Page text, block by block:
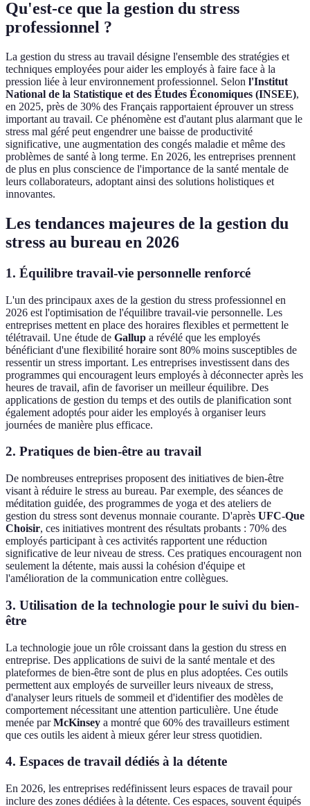
Qu'est-ce que la gestion du stress
professionnel ?
La gestion du stress au travail désigne l'ensemble des stratégies et
techniques employées pour aider les employés à faire face à la
pression liée à leur environnement professionnel. Selon l'Institut
National de la Statistique et des Études Économiques (INSEE),
en 2025, près de 30% des Français rapportaient éprouver un stress
important au travail. Ce phénomène est d'autant plus alarmant que le
stress mal géré peut engendrer une baisse de productivité
significative, une augmentation des congés maladie et même des
problèmes de santé à long terme. En 2026, les entreprises prennent
de plus en plus conscience de l'importance de la santé mentale de
leurs collaborateurs, adoptant ainsi des solutions holistiques et
innovantes.
Les tendances majeures de la gestion du
stress au bureau en 2026
1. Équilibre travail-vie personnelle renforcé
L'un des principaux axes de la gestion du stress professionnel en
2026 est l'optimisation de l'équilibre travail-vie personnelle. Les
entreprises mettent en place des horaires flexibles et permettent le
télétravail. Une étude de Gallup a révélé que les employés
bénéficiant d'une flexibilité horaire sont 80% moins susceptibles de
ressentir un stress important. Les entreprises investissent dans des
programmes qui encouragent leurs employés à déconnecter après les
heures de travail, afin de favoriser un meilleur équilibre. Des
applications de gestion du temps et des outils de planification sont
également adoptés pour aider les employés à organiser leurs
journées de manière plus efficace.
2. Pratiques de bien-être au travail
De nombreuses entreprises proposent des initiatives de bien-être
visant à réduire le stress au bureau. Par exemple, des séances de
méditation guidée, des programmes de yoga et des ateliers de
gestion du stress sont devenus monnaie courante. D'après UFC-Que
Choisir, ces initiatives montrent des résultats probants : 70% des
employés participant à ces activités rapportent une réduction
significative de leur niveau de stress. Ces pratiques encouragent non
seulement la détente, mais aussi la cohésion d'équipe et
l'amélioration de la communication entre collègues.
3. Utilisation de la technologie pour le suivi du bien-
être
La technologie joue un rôle croissant dans la gestion du stress en
entreprise. Des applications de suivi de la santé mentale et des
plateformes de bien-être sont de plus en plus adoptées. Ces outils
permettent aux employés de surveiller leurs niveaux de stress,
d'analyser leurs rituels de sommeil et d'identifier des modèles de
comportement nécessitant une attention particulière. Une étude
menée parMcKinsey a montré que 60% des travailleurs estiment
que ces outils les aident à mieux gérer leur stress quotidien.
4. Espaces de travail dédiés à la détente
En 2026, les entreprises redéfinissent leurs espaces de travail pour
inclure des zones dédiées à la détente. Ces espaces, souvent équipés